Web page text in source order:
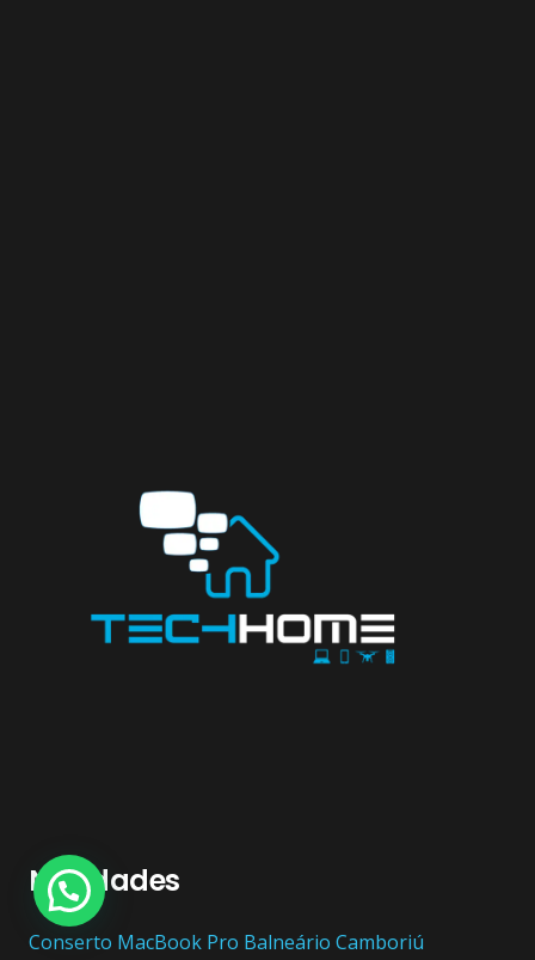
Novidades
Conserto ‎MacBook Pro Balneário Camboriú